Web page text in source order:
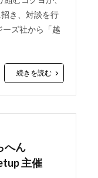
き、対談を行
ズ社から「越
続きを読む
へん
主催